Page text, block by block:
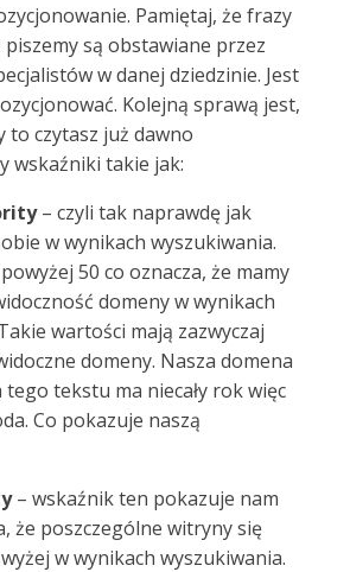
Pamiętaj, że frazy
są obstawiane przez
w danej dziedzinie. Jest
Kolejną sprawą jest,
to czytasz już dawno
wskaźniki takie jak:
– czyli tak naprawdę jak
w wynikach wyszukiwania.
50 co oznacza, że mamy
domeny w wynikach
wartości mają zazwyczaj
domeny. Nasza domena
tekstu ma niecały rok więc
Co pokazuje naszą
– wskaźnik ten pokazuje nam
że poszczególne witryny się
w wynikach wyszukiwania.